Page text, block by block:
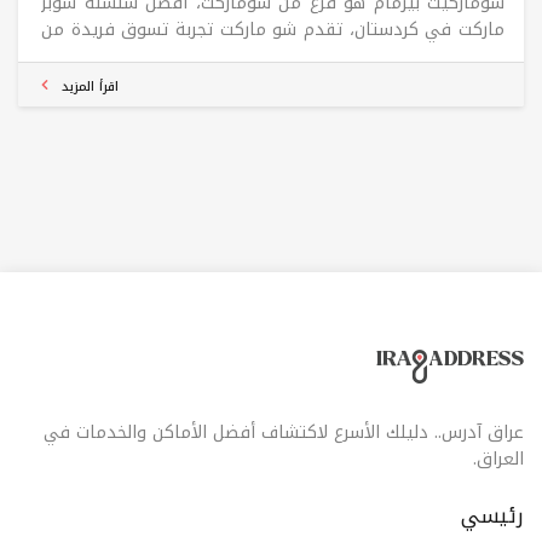
ماركت في كردستان، تقدم شو ماركت تجربة تسوق فريدة من
نوعها، حيث توفر منتجات بأعلى جودة، وتجربة تسوق فريدة
من نوعها دون أي مشاكل في راحة منزلك، ولا توجد رسوم
اقرأ المزيد
عراق آدرس.. دليلك الأسرع لاكتشاف أفضل الأماكن والخدمات في
العراق.
رئيسي